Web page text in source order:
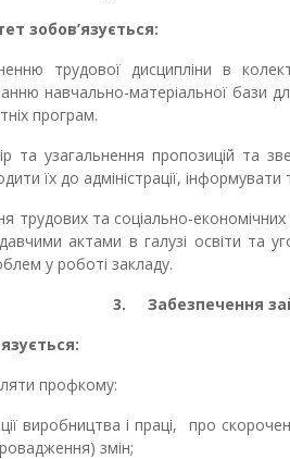
зобов’язується:
трудової дисципліни в
навчально-матеріальної бази
програм.
та узагальнення пропозицій та
їх до адміністрації,
трудових та соціально-
актами в галузі освіти та
у роботі закладу.
3.
Забезпечення
профкому:
виробництва і праці, про
змін;